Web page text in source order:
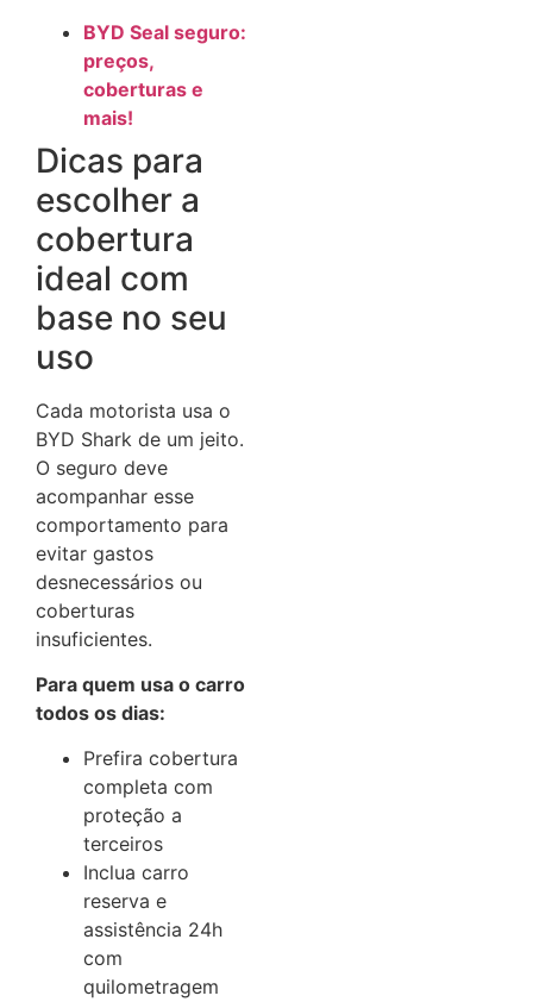
BYD Seal seguro:
preços,
coberturas e
mais!
Dicas para
escolher a
cobertura
ideal com
base no seu
uso
Cada motorista usa o
BYD Shark de um jeito.
O seguro deve
acompanhar esse
comportamento para
evitar gastos
desnecessários ou
coberturas
insuficientes.
Para quem usa o carro
todos os dias:
Prefira cobertura
completa com
proteção a
terceiros
Inclua carro
reserva e
assistência 24h
com
quilometragem